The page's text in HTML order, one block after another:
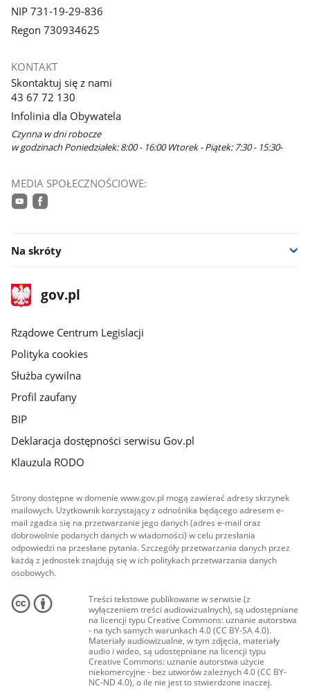
NIP 731-19-29-836
Regon 730934625
KONTAKT
Skontaktuj się z nami
43 67 72 130
Infolinia dla Obywatela
Czynna w dni robocze
w godzinach Poniedziałek: 8:00 - 16:00 Wtorek - Piątek: 7:30 - 15:30-
MEDIA SPOŁECZNOŚCIOWE:
Na skróty
stopka
gov.plStrona
gov.pl
Rządowe Centrum Legislacji
Polityka cookies
Służba cywilna
Profil zaufany
BIP
Deklaracja dostępności serwisu Gov.pl
Klauzula RODO
Strony dostępne w domenie www.gov.pl mogą zawierać adresy skrzynek
mailowych. Użytkownik korzystający z odnośnika będącego adresem e-
mail zgadza się na przetwarzanie jego danych (adres e-mail oraz
dobrowolnie podanych danych w wiadomości) w celu przesłania
odpowiedzi na przesłane pytania. Szczegóły przetwarzania danych przez
każdą z jednostek znajdują się w ich politykach przetwarzania danych
osobowych.
Treści tekstowe publikowane w serwisie (z
wyłączeniem treści audiowizualnych), są udostępniane
na licencji typu Creative Commons: uznanie autorstwa
- na tych samych warunkach 4.0 (CC BY-SA 4.0).
Materiały audiowizualne, w tym zdjęcia, materiały
audio i wideo, są udostępniane na licencji typu
Creative Commons: uznanie autorstwa użycie
niekomercyjne - bez utworów zależnych 4.0 (CC BY-
NC-ND 4.0), o ile nie jest to stwierdzone inaczej.